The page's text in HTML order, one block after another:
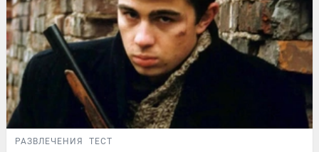
РАЗВЛЕЧЕНИЯ ТЕСТ